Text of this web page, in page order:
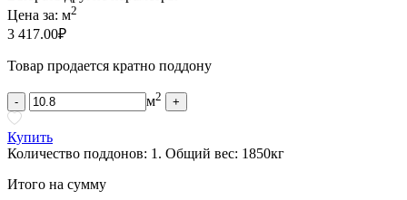
Цена за: м2
3 417.00₽
Товар продается кратно поддону
- м2 +
Купить
Количество поддонов: 1 . Общий вес: 1850кг
Итого на сумму